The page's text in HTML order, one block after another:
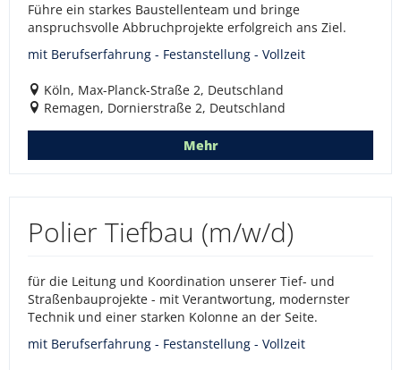
Führe ein starkes Baustellenteam und bringe
anspruchsvolle Abbruchprojekte erfolgreich ans Ziel.
mit Berufserfahrung - Festanstellung - Vollzeit
Köln, Max-Planck-Straße 2, Deutschland
Remagen, Dornierstraße 2, Deutschland
Mehr
Polier Tiefbau (m/w/d)
für die Leitung und Koordination unserer Tief- und
Straßenbauprojekte - mit Verantwortung, modernster
Technik und einer starken Kolonne an der Seite.
mit Berufserfahrung - Festanstellung - Vollzeit